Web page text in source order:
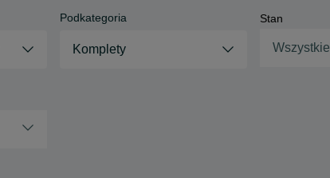
Podkategoria
Komplety
Stan
Wszystkie